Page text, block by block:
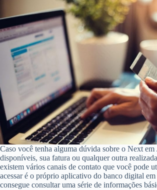
Caso você tenha alguma dúvida sobre o Next em
disponíveis, sua fatura ou qualquer outra
existem vários canais de contato que você pode
acessar é o próprio aplicativo do banco digital
consegue consultar uma série de informações